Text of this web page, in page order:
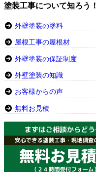
塗装工事について知ろう！
外壁塗装の塗料
屋根工事の屋根材
外壁塗装の保証制度
外壁塗装の知識
お客様からの声
無料お見積